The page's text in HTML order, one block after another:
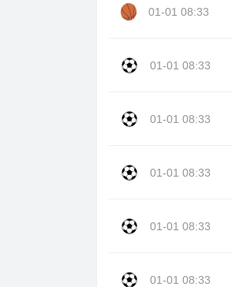
01-01 08:33
01-01 08:33
01-01 08:33
01-01 08:33
01-01 08:33
01-01 08:33